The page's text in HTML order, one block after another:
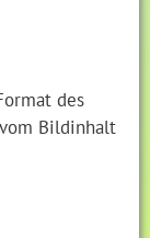
des
Bildinhalt